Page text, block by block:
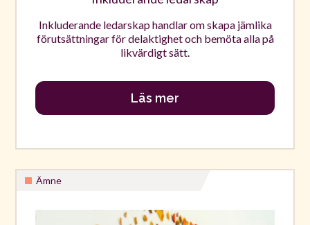
Inkluderande ledarskap handlar om skapa jämlika
förutsättningar för delaktighet och bemöta alla på
likvärdigt sätt.
Läs mer
Ämne